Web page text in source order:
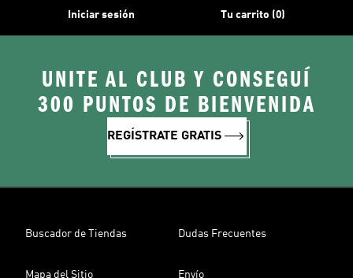
Iniciar sesión Tu carrito (0)
UNITE AL CLUB Y CONSEGUÍ
300 PUNTOS DE BIENVENIDA
REGÍSTRATE GRATIS
Buscador de Tiendas Dudas Frecuentes
Mapa del Sitio Envío